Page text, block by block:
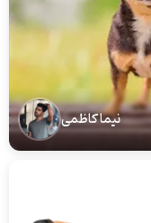
نیما کاظمی